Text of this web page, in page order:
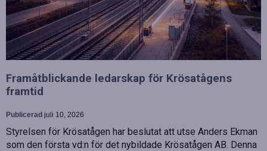
Framåtblickande ledarskap för Krösatågens
framtid
Publicerad juli 10, 2026
Styrelsen för Krösatågen har beslutat att utse Anders Ekman
som den första vd:n för det nybildade Krösatågen AB. Denna